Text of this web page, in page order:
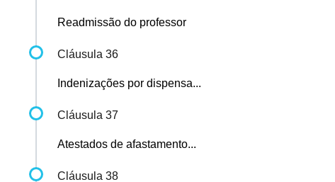
Readmissão do professor
Cláusula 36
Indenizações por dispensa...
Cláusula 37
Atestados de afastamento...
Cláusula 38